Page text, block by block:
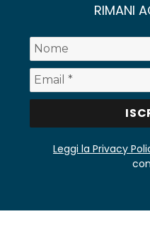
RIMANI
Leggi la Privacy